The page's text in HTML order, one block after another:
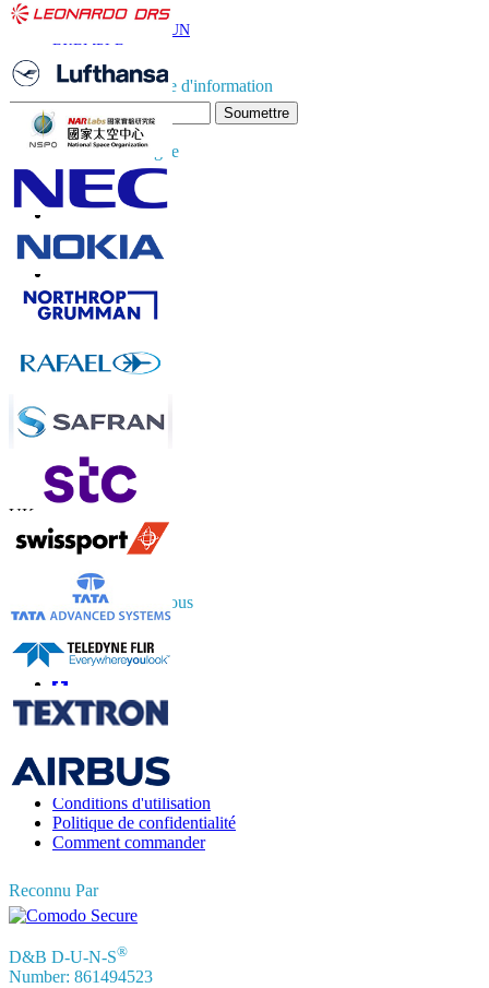
TÉLÉCHARGER UN
EXEMPLE
Abonnez-vous à la lettre d'information
Soumettre
Faites confiance en ligne
Contactez-nous
+1 833 909 2966 ( Numéro sans frais )
UK
APAC+91 744 740 1245
Connectez-vous avec nous
Informations
FAQ
Témoignages
Conditions d'utilisation
Politique de confidentialité
Comment commander
Reconnu Par
D&B D-U-N-S®
Number: 861494523